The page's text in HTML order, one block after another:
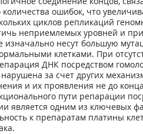
ошибок, что
циклов репликаций
неприемлемых уровней и
изначально несут большую
клетками. При
ДНК посредством
за счет других
и их проявления не до
пути репарации
является одним из ключевых
к препаратам платины